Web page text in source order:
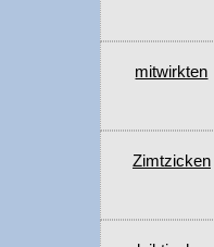
mitwirkten
Zimtzicken